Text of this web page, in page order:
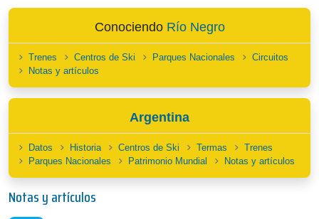
Conociendo Río Negro
Trenes Centros de Ski Parques Nacionales
Circuitos
Notas y artículos
Argentina
Datos Historia Centros de Ski Termas
Trenes
Parques Nacionales
Patrimonio Mundial Notas y artículos
Notas y artículos